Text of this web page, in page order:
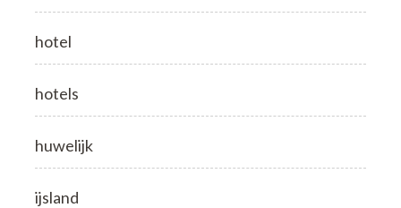
hotel
hotels
huwelijk
ijsland